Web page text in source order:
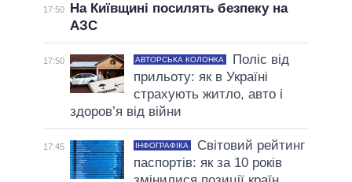
17:50
На Київщині посилять безпеку на
АЗС
17:50 АВТОРСЬКА КОЛОНКА
Поліс від
прильоту: як в Україні
страхують житло, авто і
здоров’я від війни
17:45 ІНФОГРАФІКА
Світовий рейтинг
паспортів: як за 10 років